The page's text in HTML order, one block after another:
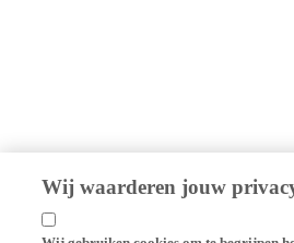
Wij waarderen jouw privacy
Wij gebruiken cookies om te begrijpen